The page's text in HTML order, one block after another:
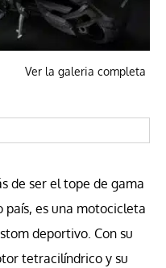
Ver la galeria completa
de ser el tope de gama
es una motocicleta
deportivo. Con su
tetracilíndrico y su